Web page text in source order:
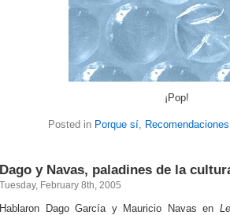
¡Pop!
Posted in Porque sí, Recomendaciones
Dago y Navas, paladines de la
Tuesday, February 8th, 2005
Hablaron Dago García y Mauricio Navas en